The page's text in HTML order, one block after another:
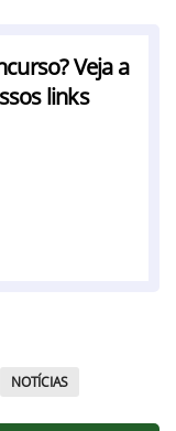
Veja a
links
NOTÍCIAS